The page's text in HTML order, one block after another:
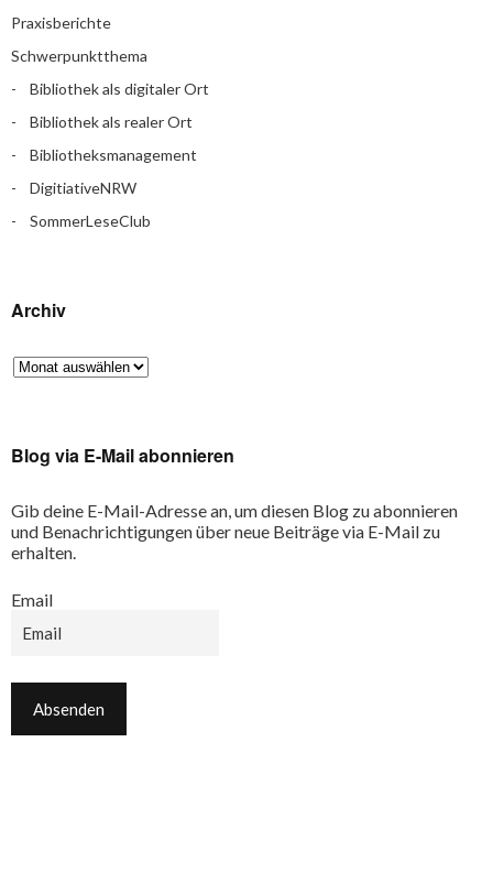
Praxisberichte
Schwerpunktthema
Bibliothek als digitaler Ort
Bibliothek als realer Ort
Bibliotheksmanagement
DigitiativeNRW
SommerLeseClub
Archiv
Blog via E-Mail abonnieren
Gib deine E-Mail-Adresse an, um diesen Blog zu abonnieren
und Benachrichtigungen über neue Beiträge via E-Mail zu
erhalten.
Email